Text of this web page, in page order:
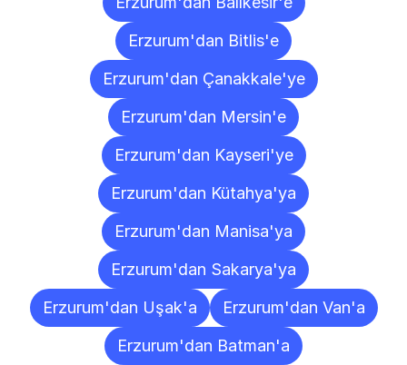
Erzurum'dan Bitlis'e
Erzurum'dan Çanakkale'ye
Erzurum'dan Mersin'e
Erzurum'dan Kayseri'ye
Erzurum'dan Kütahya'ya
Erzurum'dan Manisa'ya
Erzurum'dan Sakarya'ya
Erzurum'dan Uşak'a
Erzurum'dan Van'a
Erzurum'dan Batman'a